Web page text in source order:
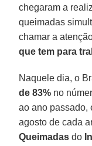
chegaram a
queimadas
chamar a
que tem para
Naquele dia, o
de 83% no
ao ano passado,
agosto de cada
Queimadas do